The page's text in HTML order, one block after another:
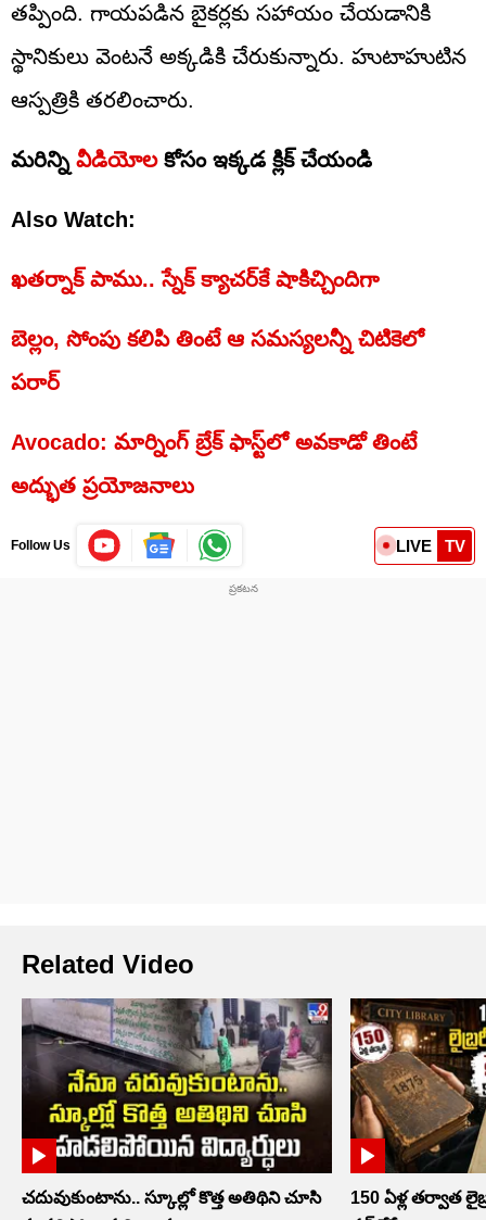
తప్పింది. గాయపడిన బైకర్లకు సహాయం చేయడానికి
స్థానికులు వెంటనే అక్కడికి చేరుకున్నారు. హుటాహుటిన
ఆస్పత్రికి తరలించారు.
మరిన్ని వీడియోలకోసం ఇక్కడ క్లిక్ చేయండి
Also Watch:
ఖతర్నాక్‌ పాము.. స్నేక్‌ క్యాచర్‌కే షాకిచ్చిందిగా
బెల్లం, సోంపు కలిపి తింటే ఆ సమస్యలన్నీ చిటికెలో
పరార్‌
Avocado: మార్నింగ్ బ్రేక్ ఫాస్ట్‌లో అవకాడో తింటే
అద్భుత ప్రయోజనాలు
Follow Us LIVE TV
Related Video
చదువుకుంటాను.. స్కూల్లో కొత్త అతిథిని చూసి
150 ఏళ్ల తర్వాత